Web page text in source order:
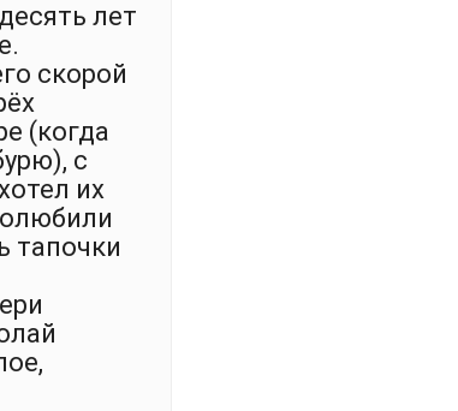
лет
скорой
(когда
с
их
тапочки